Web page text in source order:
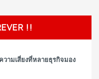
!!
ามเสี่ยงที่หลายธุรกิจมอง